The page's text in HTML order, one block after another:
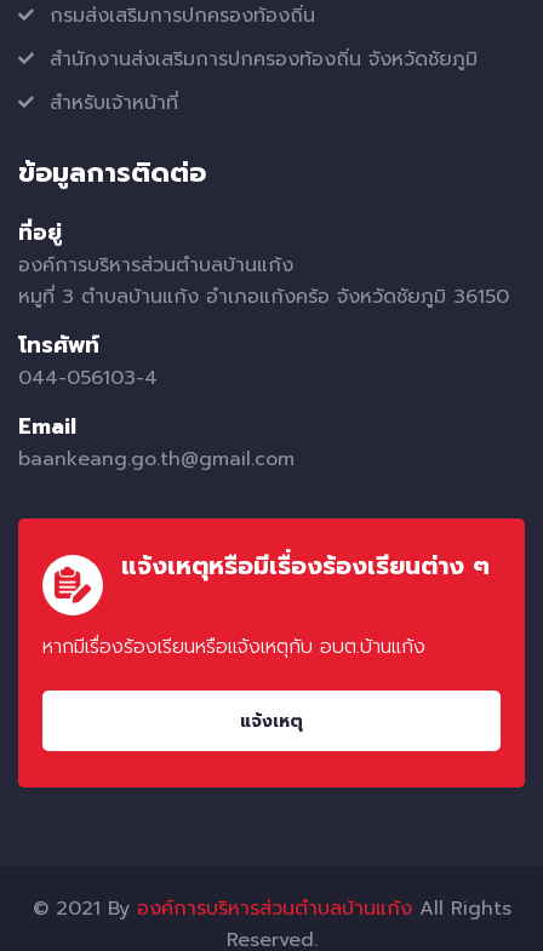
กรมส่งเสริมการปกครองท้องถิ่น
สำนักงานส่งเสริมการปกครองท้องถิ่น จังหวัดชัยภูมิ
สำหรับเจ้าหน้าที่
ข้อมูลการติดต่อ
ที่อยู่
องค์การบริหารส่วนตำบลบ้านแก้ง
หมูที่ 3 ตำบลบ้านแก้ง อำเภอแก้งคร้อ จังหวัดชัยภูมิ 36150
โทรศัพท์
044-056103-4
Email
baankeang.go.th@gmail.com
แจ้งเหตุหรือมีเรื่องร้องเรียนต่าง ๆ
หากมีเรื่องร้องเรียนหรือแจ้งเหตุกับ อบต.บ้านแก้ง
แจ้งเหตุ
© 2021 By องค์การบริหารส่วนตำบลบ้านแก้งAll Rights
Reserved.